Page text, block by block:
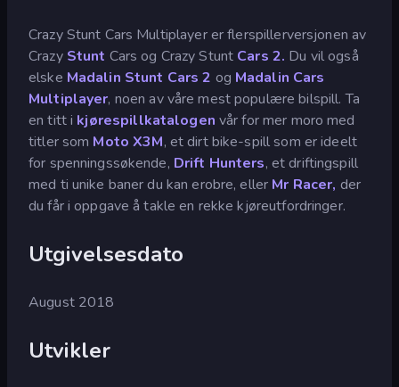
Crazy Stunt Cars Multiplayer er flerspillerversjonen av
Crazy Stunt Cars og Crazy Stunt Cars 2. Du vil også
elske Madalin Stunt Cars 2 og Madalin Cars
Multiplayer, noen av våre mest populære bilspill. Ta
en titt i kjørespillkatalogen vår for mer moro med
titler som Moto X3M, et dirt bike-spill som er ideelt
for spenningssøkende, Drift Hunters, et driftingspill
med ti unike baner du kan erobre, eller Mr Racer, der
du får i oppgave å takle en rekke kjøreutfordringer.
Utgivelsesdato
August 2018
Utvikler